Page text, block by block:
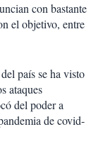
con bastante
el objetivo, entre
país se ha visto
ataques
del poder a
de covid-